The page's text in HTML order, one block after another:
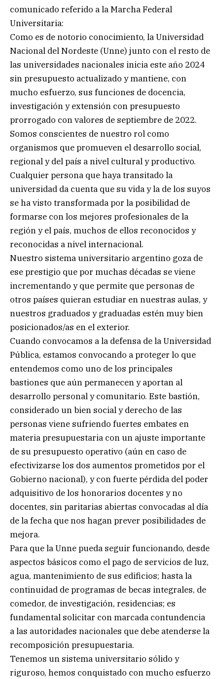
comunicado referido a la Marcha Federal
Universitaria:
Como es de notorio conocimiento, la Universidad
Nacional del Nordeste (Unne) junto con el resto de
las universidades nacionales inicia este año 2024
sin presupuesto actualizado y mantiene, con
mucho esfuerzo, sus funciones de docencia,
investigación y extensión con presupuesto
prorrogado con valores de septiembre de 2022.
Somos conscientes de nuestro rol como
organismos que promueven el desarrollo social,
regional y del país a nivel cultural y productivo.
Cualquier persona que haya transitado la
universidad da cuenta que su vida y la de los suyos
se ha visto transformada por la posibilidad de
formarse con los mejores profesionales de la
región y el país, muchos de ellos reconocidos y
reconocidas a nivel internacional.
Nuestro sistema universitario argentino goza de
ese prestigio que por muchas décadas se viene
incrementando y que permite que personas de
otros países quieran estudiar en nuestras aulas, y
nuestros graduados y graduadas estén muy bien
posicionados/as en el exterior.
Cuando convocamos a la defensa de la Universidad
Pública, estamos convocando a proteger lo que
entendemos como uno de los principales
bastiones que aún permanecen y aportan al
desarrollo personal y comunitario. Este bastión,
considerado un bien social y derecho de las
personas viene sufriendo fuertes embates en
materia presupuestaria con un ajuste importante
de su presupuesto operativo (aún en caso de
efectivizarse los dos aumentos prometidos por el
Gobierno nacional), y con fuerte pérdida del poder
adquisitivo de los honorarios docentes y no
docentes, sin paritarias abiertas convocadas al día
de la fecha que nos hagan prever posibilidades de
mejora.
Para que la Unne pueda seguir funcionando, desde
aspectos básicos como el pago de servicios de luz,
agua, mantenimiento de sus edificios; hasta la
continuidad de programas de becas integrales, de
comedor, de investigación, residencias; es
fundamental solicitar con marcada contundencia
a las autoridades nacionales que debe atenderse la
recomposición presupuestaria.
Tenemos un sistema universitario sólido y
riguroso, hemos conquistado con mucho esfuerzo